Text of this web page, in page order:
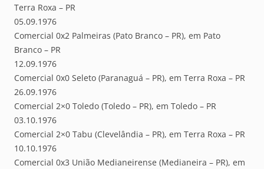
Terra Roxa – PR
05.09.1976
Comercial 0x2 Palmeiras (Pato Branco – PR), em Pato
Branco – PR
12.09.1976
Comercial 0x0 Seleto (Paranaguá – PR), em Terra Roxa – PR
26.09.1976
Comercial 2×0 Toledo (Toledo – PR), em Toledo – PR
03.10.1976
Comercial 2×0 Tabu (Clevelândia – PR), em Terra Roxa – PR
10.10.1976
Comercial 0x3 União Medianeirense (Medianeira – PR), em